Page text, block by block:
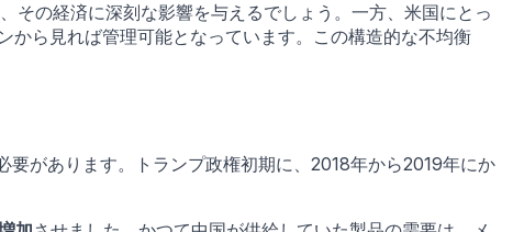
の経済に深刻な影響を与えるでしょう。一方、米国にとっ
ら見れば管理可能となっています。この構造的な不均衡
があります。トランプ政権初期に、2018年から2019年にか